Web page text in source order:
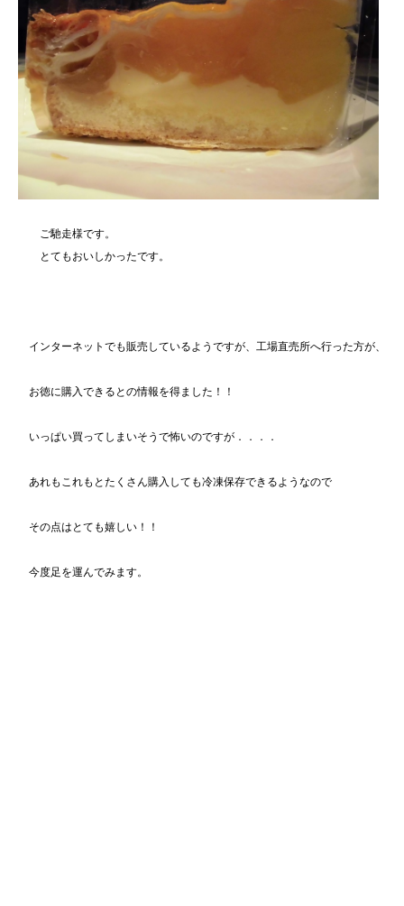
ご馳走様です。
とてもおいしかったです。
インターネットでも販売しているようですが、工場直売所へ行った方が、
お徳に購入できるとの情報を得ました！！
いっぱい買ってしまいそうで怖いのですが．．．．
あれもこれもとたくさん購入しても冷凍保存できるようなので
その点はとても嬉しい！！
今度足を運んでみます。